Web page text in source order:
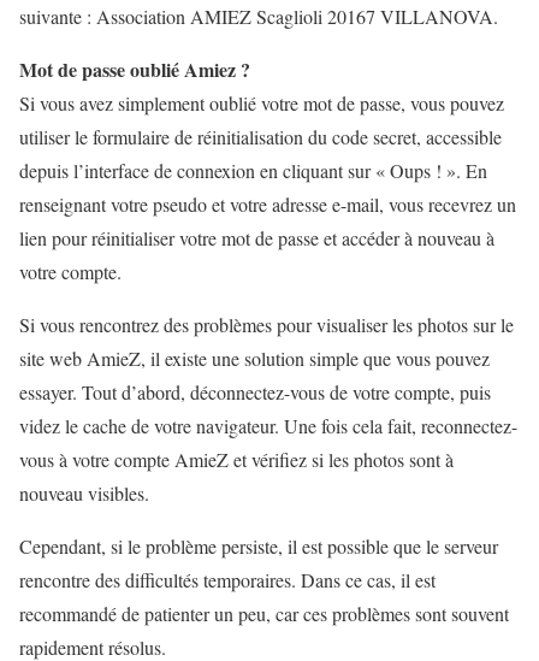
suivante : Association AMIEZ Scaglioli 20167 VILLANOVA.
Mot de passe oublié Amiez ?
Si vous avez simplement oublié votre mot de passe, vous pouvez
utiliser le formulaire de réinitialisation du code secret, accessible
depuis l’interface de connexion en cliquant sur « Oups ! ». En
renseignant votre pseudo et votre adresse e-mail, vous recevrez un
lien pour réinitialiser votre mot de passe et accéder à nouveau à
votre compte.
Si vous rencontrez des problèmes pour visualiser les photos sur le
site web AmieZ, il existe une solution simple que vous pouvez
essayer. Tout d’abord, déconnectez-vous de votre compte, puis
videz le cache de votre navigateur. Une fois cela fait, reconnectez-
vous à votre compte AmieZ et vérifiez si les photos sont à
nouveau visibles.
Cependant, si le problème persiste, il est possible que le serveur
rencontre des difficultés temporaires. Dans ce cas, il est
recommandé de patienter un peu, car ces problèmes sont souvent
rapidement résolus.